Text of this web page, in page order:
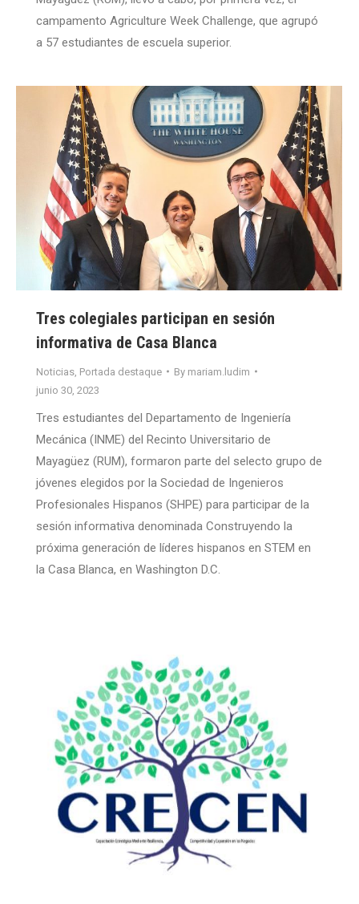
campamento Agriculture Week Challenge, que agrupó
a 57 estudiantes de escuela superior.
Tres colegiales participan en sesión
informativa de Casa Blanca
Noticias Portada destaque By mariam.ludim
junio 30, 2023
Tres estudiantes del Departamento de Ingeniería
Mecánica (INME) del Recinto Universitario de
Mayagüez (RUM), formaron parte del selecto grupo de
jóvenes elegidos por la Sociedad de Ingenieros
Profesionales Hispanos (SHPE) para participar de la
sesión informativa denominada Construyendo la
próxima generación de líderes hispanos en STEM en
la Casa Blanca, en Washington D.C.